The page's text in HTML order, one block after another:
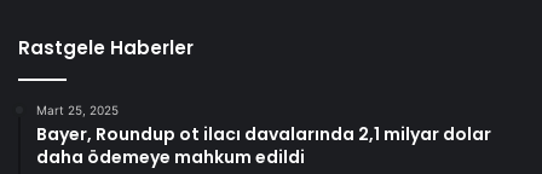
Rastgele Haberler
Mart 25, 2025
Bayer, Roundup ot ilacı davalarında 2,1 milyar dolar
daha ödemeye mahkum edildi